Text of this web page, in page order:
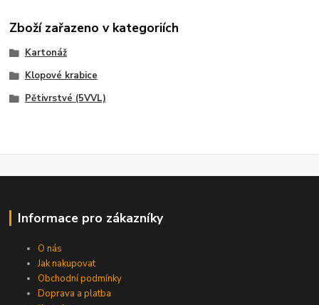
Zboží zařazeno v kategoriích
Kartonáž
Klopové krabice
Pětivrstvé (5VVL)
Informace pro zákazníky
O nás
Jak nakupovat
Obchodní podmínky
Doprava a platba